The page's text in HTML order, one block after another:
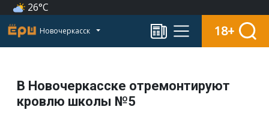
26°C
Новочеркасск 18+
В Новочеркасске отремонтируют
кровлю школы №5